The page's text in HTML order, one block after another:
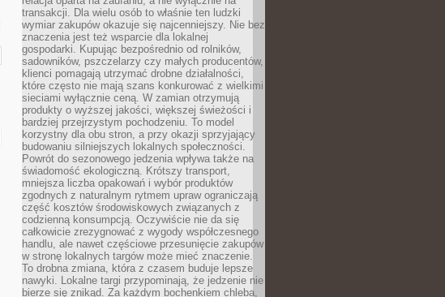
transakcji. Dla wielu osób to właśnie ten ludzki
wymiar zakupów okazuje się najcenniejszy. Nie bez
znaczenia jest też wsparcie dla lokalnej
gospodarki. Kupując bezpośrednio od rolników,
sadowników, pszczelarzy czy małych producentów,
klienci pomagają utrzymać drobne działalności,
które często nie mają szans konkurować z wielkimi
sieciami wyłącznie ceną. W zamian otrzymują
produkty o wyższej jakości, większej świeżości i
bardziej przejrzystym pochodzeniu. To model
korzystny dla obu stron, a przy okazji sprzyjający
budowaniu silniejszych lokalnych społeczności.
Powrót do sezonowego jedzenia wpływa także na
świadomość ekologiczną. Krótszy transport,
mniejsza liczba opakowań i wybór produktów
zgodnych z naturalnym rytmem upraw ograniczają
część kosztów środowiskowych związanych z
codzienną konsumpcją. Oczywiście nie da się
całkowicie zrezygnować z wygody współczesnego
handlu, ale nawet częściowe przesunięcie zakupów
w stronę lokalnych targów może mieć znaczenie.
To drobna zmiana, która z czasem buduje lepsze
nawyki. Lokalne targi przypominają, że jedzenie nie
bierze się znikąd. Za każdym bochenkiem chleba,